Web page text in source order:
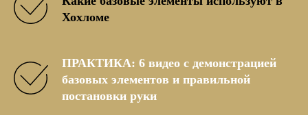
Хохломе
ПРАКТИКА: 6 видео с демонстрацией
базовых элементов и правильной
постановки руки